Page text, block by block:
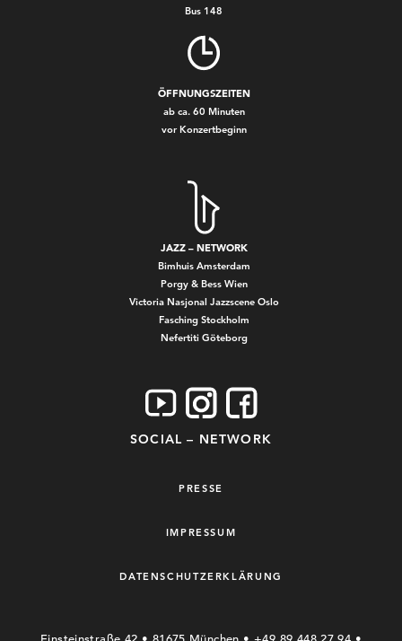
Bus 148
ÖFFNUNGSZEITEN
ab ca. 60 Minuten
vor Konzertbeginn
JAZZ – NETWORK
Bimhuis Amsterdam
Porgy & Bess Wien
Victoria Nasjonal Jazzscene Oslo
Fasching Stockholm
Nefertiti Göteborg
SOCIAL – NETWORK
PRESSE
IMPRESSUM
DATENSCHUTZERKLÄRUNG